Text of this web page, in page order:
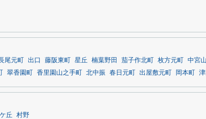
尾元町 出口 藤阪東町 星丘 楠葉野田 茄子作北町 枚方元町
中宮
翠香園町 香里園山之手町 北中振 春日元町 出屋敷元町 岡本町 津
丘 村野